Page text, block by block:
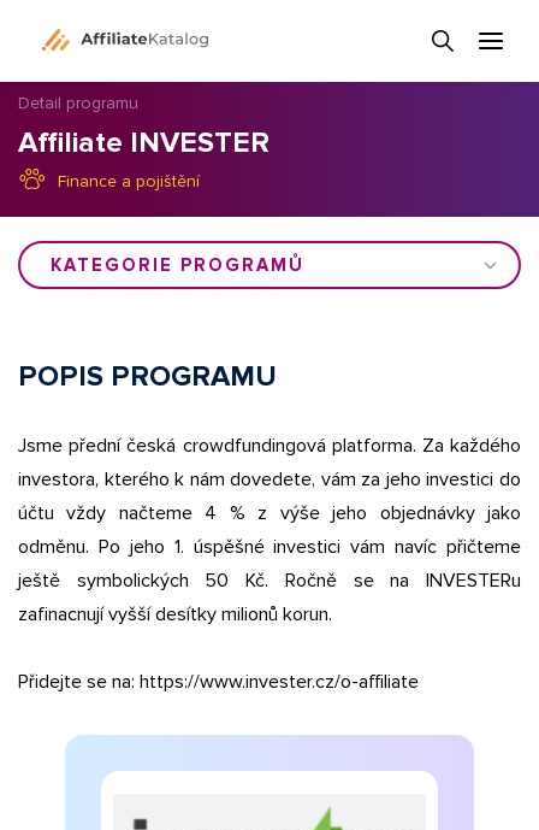
Detail programu
Affiliate INVESTER
Finance a pojištění
KATEGORIE PROGRAMŮ
POPIS PROGRAMU
Jsme přední česká crowdfundingová platforma. Za každého
investora, kterého k nám dovedete, vám za jeho investici do
účtu vždy načteme 4 % z výše jeho objednávky jako
odměnu. Po jeho 1. úspěšné investici vám navíc přičteme
ještě symbolických 50 Kč. Ročně se na INVESTERu
zafinacnují vyšší desítky milionů korun.
Přidejte se na: https://www.invester.cz/o-affiliate